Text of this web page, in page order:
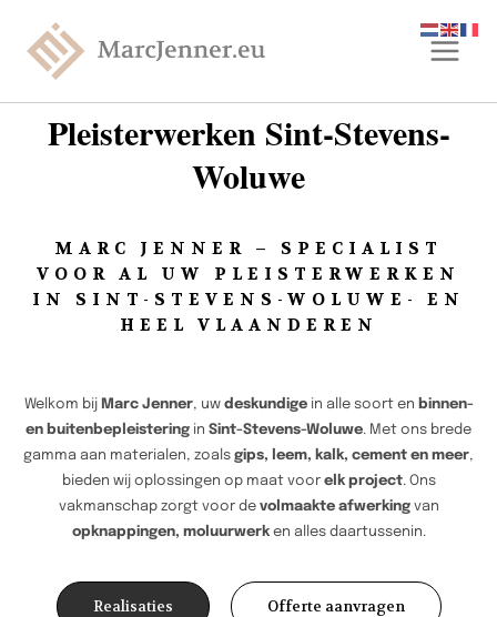
Pleisterwerken Sint-Stevens-
Woluwe
MARC JENNER – SPECIALIST
VOOR AL UW PLEISTERWERKEN
IN SINT-STEVENS-WOLUWE- EN
HEEL VLAANDEREN
Welkom bij Marc Jenner, uw deskundigein alle soort en binnen-
en buitenbepleistering in Sint-Stevens-Woluwe. Met ons brede
gamma aan materialen, zoals gips, leem, kalk, cement en meer,
bieden wij oplossingen op maat voor elk project. Ons
vakmanschap zorgt voor de volmaakte afwerkingvan
opknappingen, moluurwerken alles daartussenin.
Realisaties Offerte aanvragen